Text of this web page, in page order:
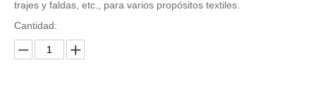
trajes y faldas, etc., para varios propósitos textiles.
Cantidad: